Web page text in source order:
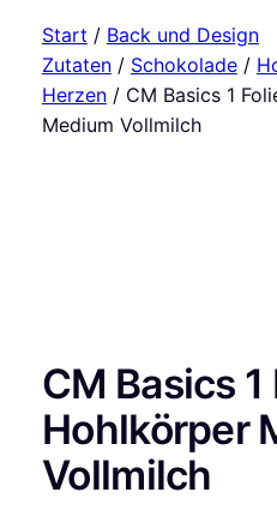
Start / Back und Design
Zutaten/ Schokolade/
Herzen/ CM Basics 1
Medium Vollmilch
CM Basics
Hohlkörper
Vollmilch